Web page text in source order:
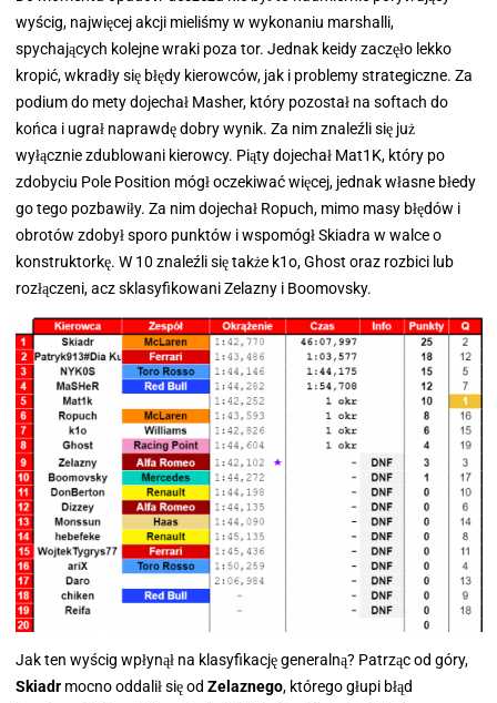
wyścig, najwięcej akcji mieliśmy w wykonaniu marshalli,
spychających kolejne wraki poza tor. Jednak keidy zaczęło lekko
kropić, wkradły się błędy kierowców, jak i problemy strategiczne. Za
podium do mety dojechał Masher, który pozostał na softach do
końca i ugrał naprawdę dobry wynik. Za nim znaleźli się już
wyłącznie zdublowani kierowcy. Piąty dojechał Mat1K, który po
zdobyciu Pole Position mógł oczekiwać więcej, jednak własne błedy
go tego pozbawiły. Za nim dojechał Ropuch, mimo masy błędów i
obrotów zdobył sporo punktów i wspomógł Skiadra w walce o
konstruktorkę. W 10 znaleźli się także k1o, Ghost oraz rozbici lub
rozłączeni, acz sklasyfikowani Zelazny i Boomovsky.
Jak ten wyścig wpłynął na klasyfikację generalną? Patrząc od góry,
Skiadrmocno oddalił się od Zelaznego, którego głupi błąd